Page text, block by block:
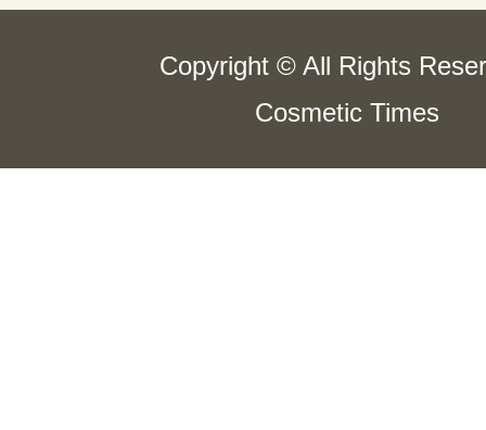
Copyright © All Rights
Cosmetic Times